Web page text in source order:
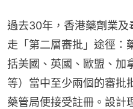
過去30年，香港藥劑業及
走「第二層審批」途徑：
括美國、英國、歐盟、加
等）當中至少兩個的審批
藥管局便接受註冊。設計